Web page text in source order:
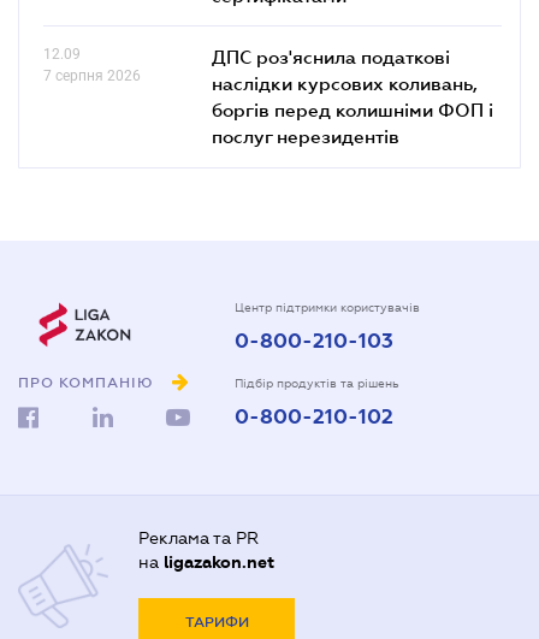
12.09
7 серпня 2026
ДПС роз'яснила податкові
наслідки курсових коливань,
боргів перед колишніми ФОП і
послуг нерезидентів
ПРО КОМПАНІЮ
Центр підтримки користувачів
0-800-210-103
Підбір продуктів та рішень
0-800-210-102
Реклама та PR
на ligazakon.net
ТАРИФИ